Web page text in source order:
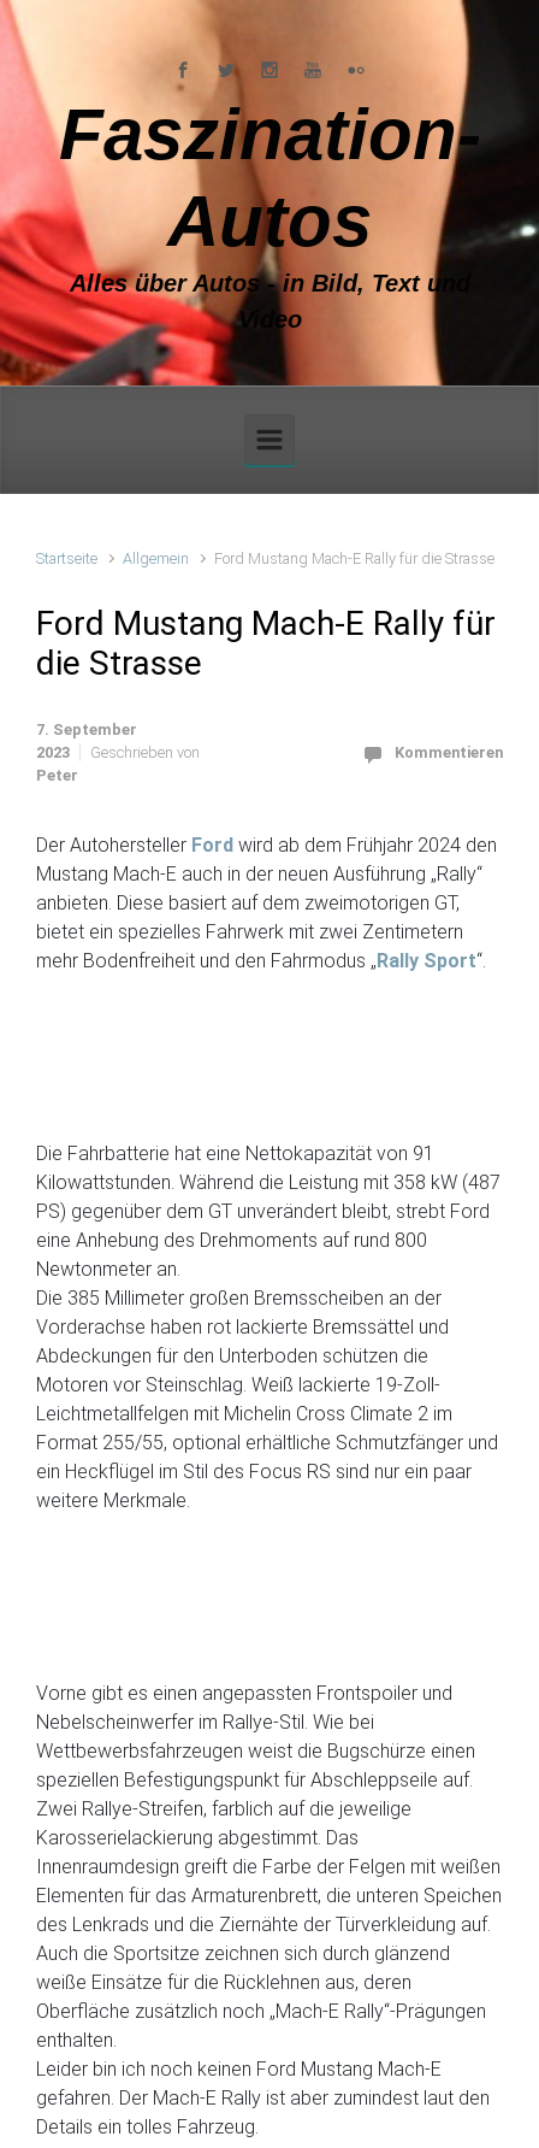
Faszination-
Autos
Alles über Autos - in Bild, Text und
Video
Startseite Allgemein Ford Mustang Mach-E Rally für die Strasse
Ford Mustang Mach-E Rally für
die Strasse
7. September
2023
Geschrieben von
Peter
Kommentieren
Der Autohersteller Ford wird ab dem Frühjahr 2024 den
Mustang Mach-E auch in der neuen Ausführung „Rally“
anbieten. Diese basiert auf dem zweimotorigen GT,
bietet ein spezielles Fahrwerk mit zwei Zentimetern
mehr Bodenfreiheit und den Fahrmodus „Rally Sport“.
Die Fahrbatterie hat eine Nettokapazität von 91
Kilowattstunden. Während die Leistung mit 358 kW (487
PS) gegenüber dem GT unverändert bleibt, strebt Ford
eine Anhebung des Drehmoments auf rund 800
Newtonmeter an.
Die 385 Millimeter großen Bremsscheiben an der
Vorderachse haben rot lackierte Bremssättel und
Abdeckungen für den Unterboden schützen die
Motoren vor Steinschlag. Weiß lackierte 19-Zoll-
Leichtmetallfelgen mit Michelin Cross Climate 2 im
Format 255/55, optional erhältliche Schmutzfänger und
ein Heckflügel im Stil des Focus RS sind nur ein paar
weitere Merkmale.
Vorne gibt es einen angepassten Frontspoiler und
Nebelscheinwerfer im Rallye-Stil. Wie bei
Wettbewerbsfahrzeugen weist die Bugschürze einen
speziellen Befestigungspunkt für Abschleppseile auf.
Zwei Rallye-Streifen, farblich auf die jeweilige
Karosserielackierung abgestimmt. Das
Innenraumdesign greift die Farbe der Felgen mit weißen
Elementen für das Armaturenbrett, die unteren Speichen
des Lenkrads und die Ziernähte der Türverkleidung auf.
Auch die Sportsitze zeichnen sich durch glänzend
weiße Einsätze für die Rücklehnen aus, deren
Oberfläche zusätzlich noch „Mach-E Rally“-Prägungen
enthalten.
Leider bin ich noch keinen Ford Mustang Mach-E
gefahren. Der Mach-E Rally ist aber zumindest laut den
Details ein tolles Fahrzeug.